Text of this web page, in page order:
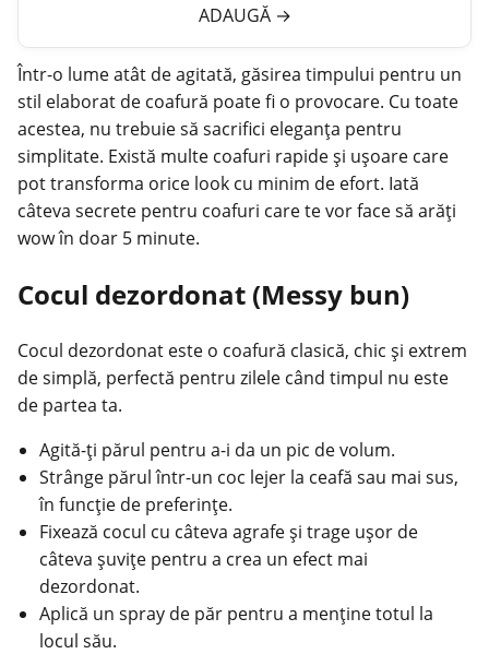
ADAUGĂ →
Într-o lume atât de agitată, găsirea timpului pentru un
stil elaborat de coafură poate fi o provocare. Cu toate
acestea, nu trebuie să sacrifici eleganța pentru
simplitate. Există multe coafuri rapide și ușoare care
pot transforma orice look cu minim de efort. Iată
câteva secrete pentru coafuri care te vor face să arăți
wow în doar 5 minute.
Cocul dezordonat (Messy bun)
Cocul dezordonat este o coafură clasică, chic și extrem
de simplă, perfectă pentru zilele când timpul nu este
de partea ta.
Agită-ți părul pentru a-i da un pic de volum.
Strânge părul într-un coc lejer la ceafă sau mai sus,
în funcție de preferințe.
Fixează cocul cu câteva agrafe și trage ușor de
câteva șuvițe pentru a crea un efect mai
dezordonat.
Aplică un spray de păr pentru a menține totul la
locul său.